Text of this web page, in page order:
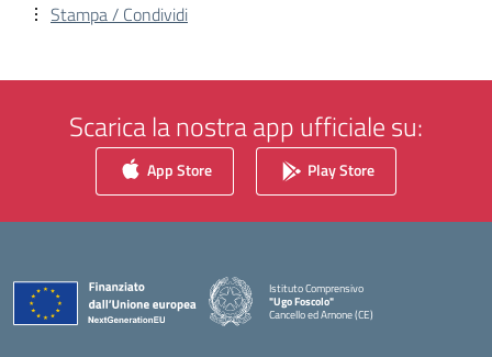
Stampa / Condividi
Scarica la nostra app ufficiale su:
App Store Play Store
Istituto Comprensivo
"Ugo Foscolo"
Cancello ed Arnone (CE)